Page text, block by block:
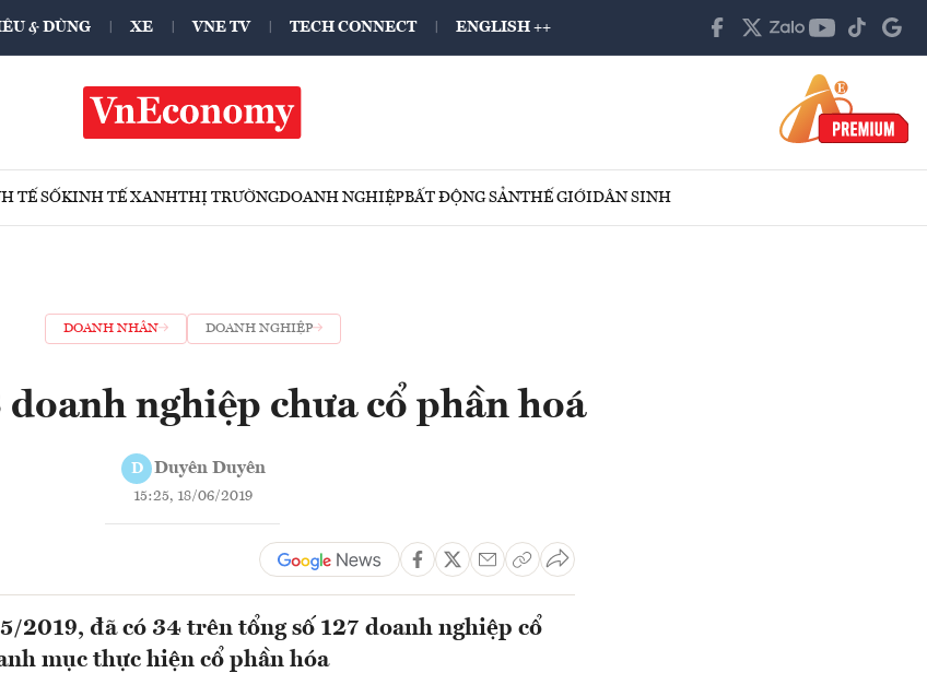
& DÙNG XE VNE TV TECH CONNECT ENGLISH ++
TẾ SỐKINH TẾ XANHTHỊ TRƯỜNGDOANH NGHIỆPBẤT ĐỘNG SẢNTHẾ GIỚIDÂN SINH
DOANH NHÂN DOANH NGHIỆP
doanh nghiệp chưa cổ phần hoá
D Duyên Duyên
15:25, 18/06/2019
2019, đã có 34 trên tổng số 127 doanh nghiệp cổ
mục thực hiện cổ phần hóa